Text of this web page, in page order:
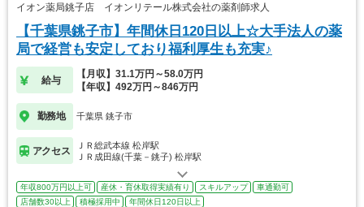
イオン薬局銚子店 イオンリテール株式会社の薬剤師求人
【千葉県銚子市】年間休日120日以上☆大手法人の薬
局で経営も安定しており福利厚生も充実♪
給与
【月収】31.1万円～58.0万円
【年収】492万円～846万円
勤務地 千葉県 銚子市
アクセス
ＪＲ総武本線 松岸駅
ＪＲ成田線(千葉－銚子) 松岸駅
年収800万円以上可 産休・育休取得実績有り スキルアップ
車通勤可
店舗数30以上
積極採用中 年間休日120日以上